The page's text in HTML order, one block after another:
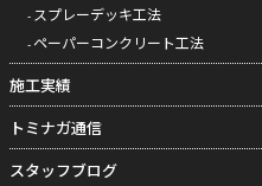
スプレーデッキ工法
ペーパーコンクリート工法
施工実績
トミナガ通信
スタッフブログ